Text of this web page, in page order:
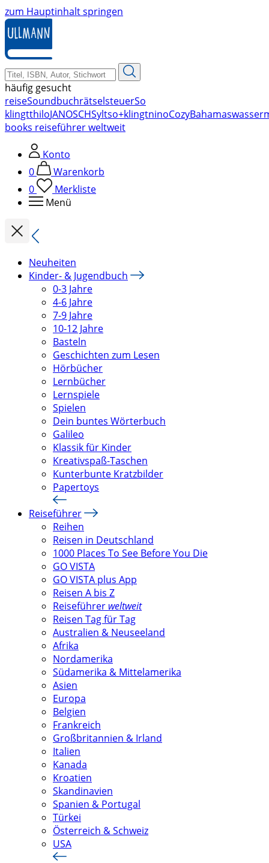
zum Hauptinhalt springen
häufig gesucht
reiseSoundbuchrätselsteuerSo
klingtthiloJANOSCHSyltso+klingtninoCozyBahamas
books reiseführer weltweit
Konto
0
Warenkorb
0
Merkliste
Menü
Neuheiten
Kinder- & Jugendbuch
0-3 Jahre
4-6 Jahre
7-9 Jahre
10-12 Jahre
Basteln
Geschichten zum Lesen
Hörbücher
Lernbücher
Lernspiele
Spielen
Dein buntes Wörterbuch
Galileo
Klassik für Kinder
Kreativspaß-Taschen
Kunterbunte Kratzbilder
Papertoys
Reiseführer
Reihen
Reisen in Deutschland
1000 Places To See Before You Die
GO VISTA
GO VISTA plus App
Reisen A bis Z
Reiseführer weltweit
Reisen Tag für Tag
Australien & Neuseeland
Afrika
Nordamerika
Südamerika & Mittelamerika
Asien
Europa
Belgien
Frankreich
Großbritannien & Irland
Italien
Kanada
Kroatien
Skandinavien
Spanien & Portugal
Türkei
Österreich & Schweiz
USA